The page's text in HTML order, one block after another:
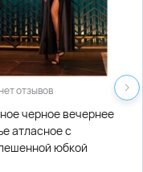
нет отзывов
черное вечернее
атласное с
юбкой